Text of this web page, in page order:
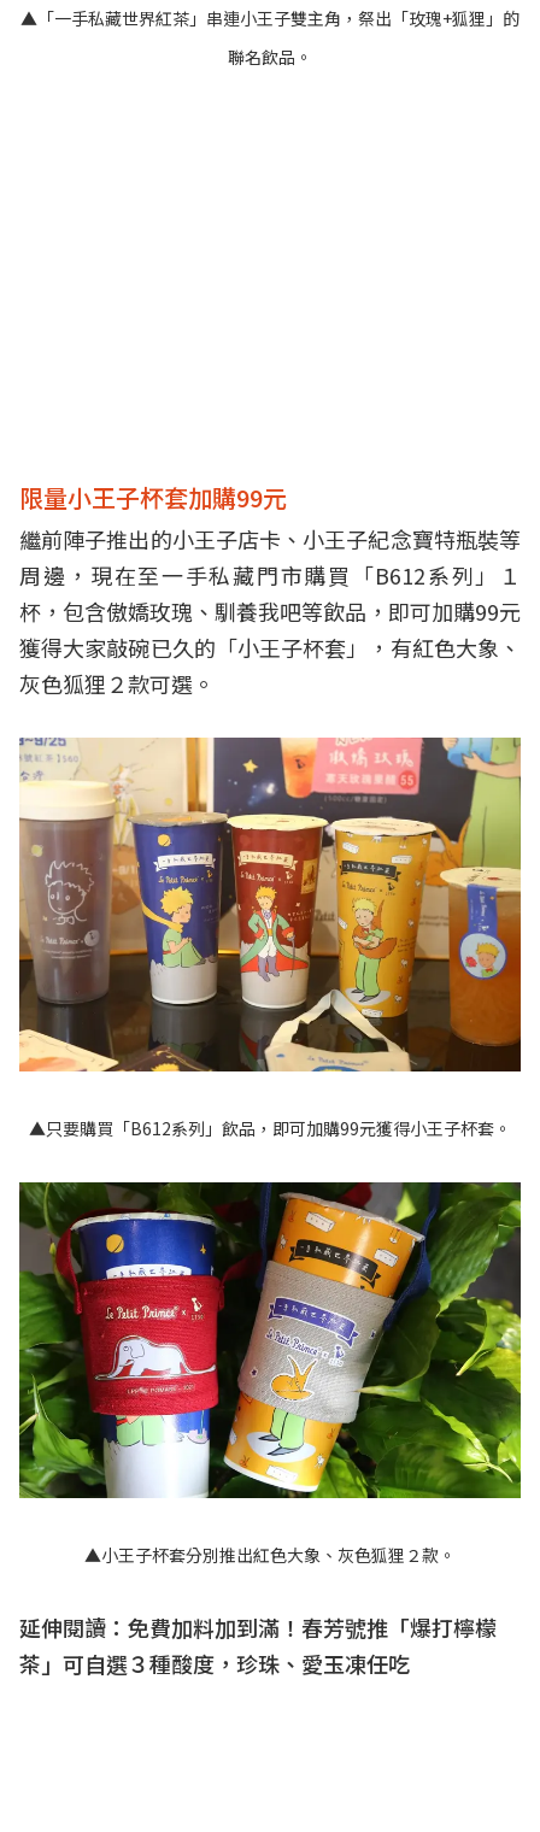
▲「一手私藏世界紅茶」串連小王子雙主角，祭出「玫瑰+狐狸」的
聯名飲品。
限量小王子杯套加購99元
繼前陣子推出的小王子店卡、小王子紀念寶特瓶裝等
周邊，現在至一手私藏門市購買「B612系列」１
杯，包含傲嬌玫瑰、馴養我吧等飲品，即可加購99元
獲得大家敲碗已久的「小王子杯套」，有紅色大象、
灰色狐狸２款可選。
▲只要購買「B612系列」飲品，即可加購99元獲得小王子杯套。
▲小王子杯套分別推出紅色大象、灰色狐狸２款。
延伸閱讀： 免費加料加到滿！春芳號推「爆打檸檬
茶」可自選３種酸度，珍珠、愛玉凍任吃